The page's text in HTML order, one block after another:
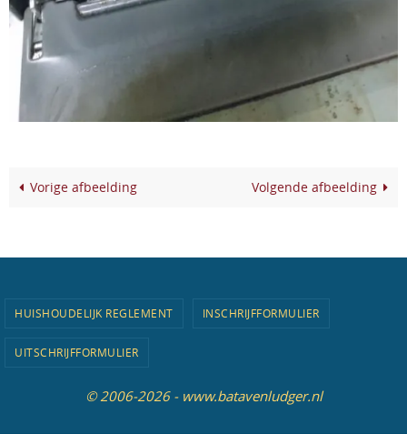
Vorige afbeelding Volgende afbeelding
HUISHOUDELIJK REGLEMENT INSCHRIJFFORMULIER
UITSCHRIJFFORMULIER
© 2006-2026 - www.batavenludger.nl